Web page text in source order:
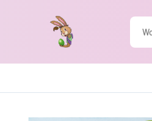
HEITMANN Eierfarben Banderolen